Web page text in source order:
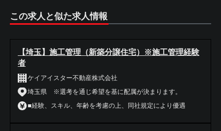
この求人と似た求人情報
【埼玉】施工管理（新築分譲住宅）※施工管理経験
者
ケイアイスター不動産株式会社
埼玉県 ※選考を通じ希望を基に配属が決まります。
■経験、スキル、年齢を考慮の上、同社規定により優遇